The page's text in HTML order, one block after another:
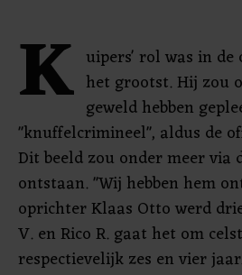
K uipers' rol was in de
het grootst. Hij zou
geweld hebben
"knuffelcrimineel", aldus de
Dit beeld zou onder meer via
ontstaan. "Wij hebben hem
oprichter Klaas Otto werd
V. en Rico R. gaat het om
respectievelijk zes en vier